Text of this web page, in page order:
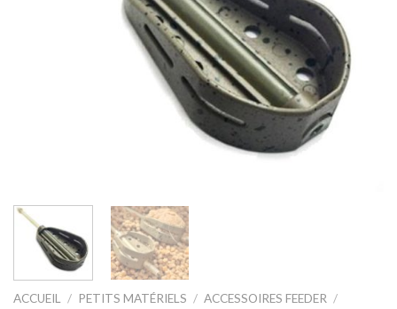
ACCUEIL / PETITS MATÉRIELS / ACCESSOIRES FEEDER /